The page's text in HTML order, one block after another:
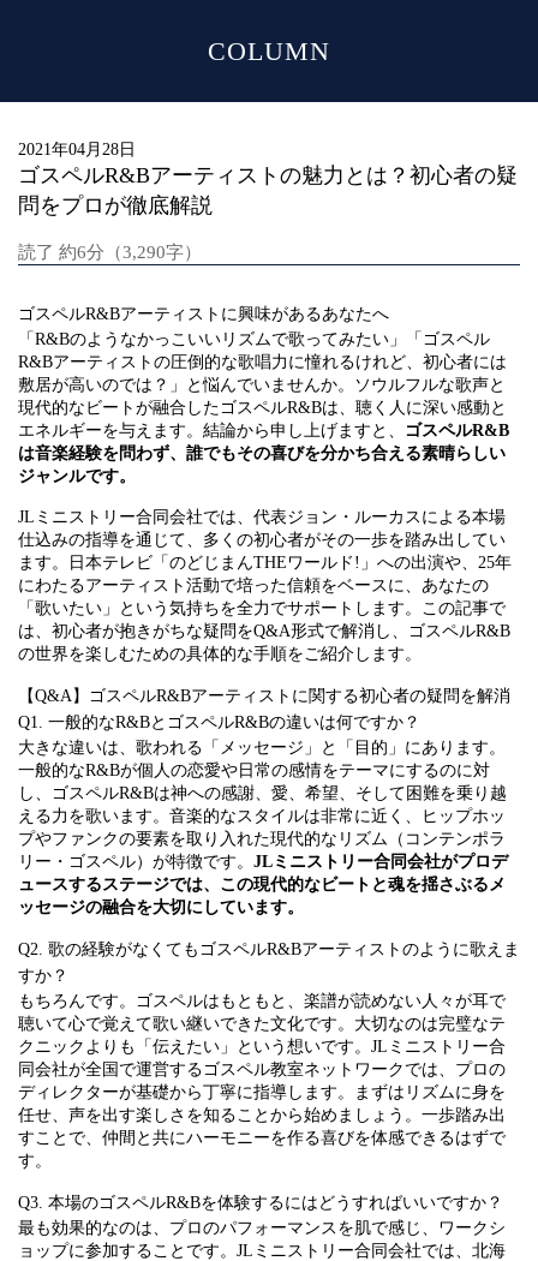
COLUMN
2021年04月28日
ゴスペルR&Bアーティストの魅力とは？初心者の疑
問をプロが徹底解説
読了 約6分（3,290字）
ゴスペルR&Bアーティストに興味があるあなたへ
「R&Bのようなかっこいいリズムで歌ってみたい」「ゴスペル
R&Bアーティストの圧倒的な歌唱力に憧れるけれど、初心者には
敷居が高いのでは？」と悩んでいませんか。ソウルフルな歌声と
現代的なビートが融合したゴスペルR&Bは、聴く人に深い感動と
エネルギーを与えます。結論から申し上げますと、 ゴスペルR&B
は音楽経験を問わず、誰でもその喜びを分かち合える素晴らしい
ジャンルです。
JLミニストリー合同会社では、代表ジョン・ルーカスによる本場
仕込みの指導を通じて、多くの初心者がその一歩を踏み出してい
ます。日本テレビ「のどじまんTHEワールド!」への出演や、25年
にわたるアーティスト活動で培った信頼をベースに、あなたの
「歌いたい」という気持ちを全力でサポートします。この記事で
は、初心者が抱きがちな疑問をQ&A形式で解消し、ゴスペルR&B
の世界を楽しむための具体的な手順をご紹介します。
【Q&A】ゴスペルR&Bアーティストに関する初心者の疑問を解消
Q1. 一般的なR&BとゴスペルR&Bの違いは何ですか？
大きな違いは、歌われる「メッセージ」と「目的」にあります。
一般的なR&Bが個人の恋愛や日常の感情をテーマにするのに対
し、ゴスペルR&Bは神への感謝、愛、希望、そして困難を乗り越
える力を歌います。音楽的なスタイルは非常に近く、ヒップホッ
プやファンクの要素を取り入れた現代的なリズム（コンテンポラ
リー・ゴスペル）が特徴です。 JLミニストリー合同会社がプロデ
ュースするステージでは、この現代的なビートと魂を揺さぶるメ
ッセージの融合を大切にしています。
Q2. 歌の経験がなくてもゴスペルR&Bアーティストのように歌えま
すか？
もちろんです。ゴスペルはもともと、楽譜が読めない人々が耳で
聴いて心で覚えて歌い継いできた文化です。大切なのは完璧なテ
クニックよりも「伝えたい」という想いです。JLミニストリー合
同会社が全国で運営するゴスペル教室ネットワークでは、プロの
ディレクターが基礎から丁寧に指導します。まずはリズムに身を
任せ、声を出す楽しさを知ることから始めましょう。一歩踏み出
すことで、仲間と共にハーモニーを作る喜びを体感できるはずで
す。
Q3. 本場のゴスペルR&Bを体験するにはどうすればいいですか？
最も効果的なのは、プロのパフォーマンスを肌で感じ、ワークシ
ョップに参加することです。JLミニストリー合同会社では、北海